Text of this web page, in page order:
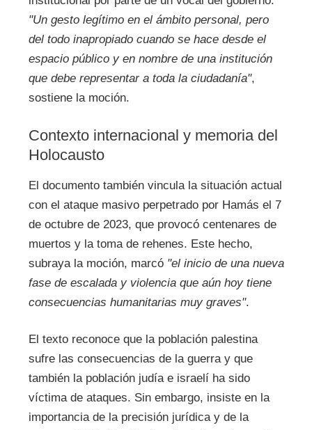
"Un gesto legítimo en el ámbito personal, pero
del todo inapropiado cuando se hace desde el
espacio público y en nombre de una institución
que debe representar a toda la ciudadanía",
sostiene la moción.
Contexto internacional y memoria del
Holocausto
El documento también vincula la situación actual
con el ataque masivo perpetrado por Hamás el 7
de octubre de 2023, que provocó centenares de
muertos y la toma de rehenes. Este hecho,
subraya la moción, marcó "el inicio de una nueva
fase de escalada y violencia que aún hoy tiene
consecuencias humanitarias muy graves".
El texto reconoce que la población palestina
sufre las consecuencias de la guerra y que
también la población judía e israelí ha sido
víctima de ataques. Sin embargo, insiste en la
importancia de la precisión jurídica y de la